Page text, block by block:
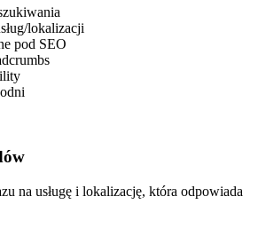
lokalizacji
pod SEO
na usługę i lokalizację, która odpowiada